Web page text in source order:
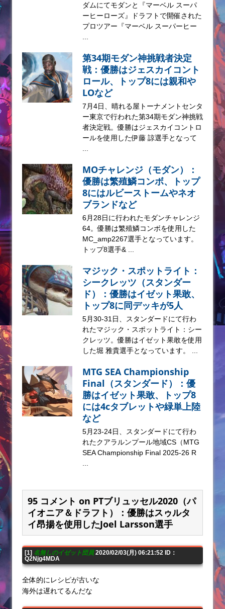
ダムにてモダンと『マーベル スーパ
ーヒーローズ』ドラフトで開催された
プロツアー『マーベル スーパーヒー
第34期モダン神挑戦者決定
戦：優勝はジェスカイコント
ロール、トップ8には親和や
LOなど
7月4日、晴れる屋トーナメントセンタ
ー東京で行われた第34期モダン神挑戦
者決定戦。優勝はジェスカイコントロ
ールを使用した伊藤 諒選手となって
MOチャレンジ（モダン）：
優勝は繁殖鱗コンボ、トップ
8にはルビーストームやネオ
ブランドなど
6月28日に行われたモダンチャレンジ
64。優勝は繁殖鱗コンボを使用した
MC_amp2267選手となっています。
トップ8選手& ...
マジック・スポットライト：
シークレッツ（スタンダー
ド）：優勝はイゼット果敢、
トップ8に同デッキが5人
5月30-31日、スタンダードにて行わ
れたマジック・スポットライト：シー
クレッツ。優勝はイゼット果敢を使用
した堀 雅貴選手となっています。 ...
MTG SEA Championship
Final（スタンダード）：優
勝はイゼット果敢、トップ8
には4cタブレットや緑単上陸
など
5月23-24日、スタンダードにて行わ
れたクアラルンプール地域CS（MTG
SEA Championship Final 2025-26 R
95 コメント on PTブリュッセル2020（パ
イオニア＆ドラフト）：優勝はスゥルタ
イ昂揚を使用したJoel Larsson選手
[1] 名無しのイゼット団員2020/02/03(月) 06:21:52 ID：
Q2Njg4MDA
全体的にレシピが古いな
海外は遅れてるんだな